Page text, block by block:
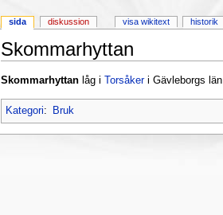
Skommarhyttan
Skommarhyttanlåg i Torsåkeri Gävleborgs
Kategori: Bruk
sida diskussion visa wikitext historik